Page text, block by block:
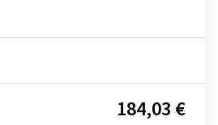
184,03 €